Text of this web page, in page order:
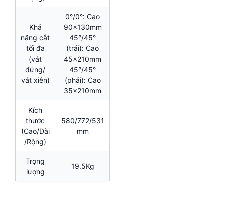
Khả
năng cắt
tối đa
(vát
đứng/
vát xiên)
0°/0°: Cao
90x130mm
45°/45°
(trái): Cao
45x210mm
45°/45°
(phải): Cao
35x210mm
Kích
thước
(Cao/Dài
/Rộng)
580/772/531
mm
Trọng
lượng
19.5Kg